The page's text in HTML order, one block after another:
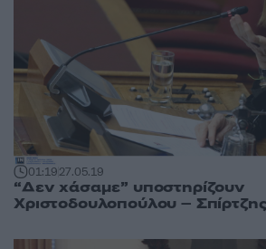
01:1927.05.19
“Δεν χάσαμε” υποστηρίζουν
Χριστοδουλοπούλου –